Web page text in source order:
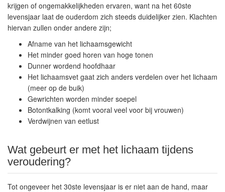
krijgen of ongemakkelijkheden ervaren, want na het 60ste
levensjaar laat de ouderdom zich steeds duidelijker zien. Klachten
hiervan zullen onder andere zijn;
Afname van het lichaamsgewicht
Het minder goed horen van hoge tonen
Dunner wordend hoofdhaar
Het lichaamsvet gaat zich anders verdelen over het lichaam
(meer op de buik)
Gewrichten worden minder soepel
Botontkalking (komt vooral veel voor bij vrouwen)
Verdwijnen van eetlust
Wat gebeurt er met het lichaam tijdens
veroudering?
Tot ongeveer het 30ste levensjaar is er niet aan de hand, maar